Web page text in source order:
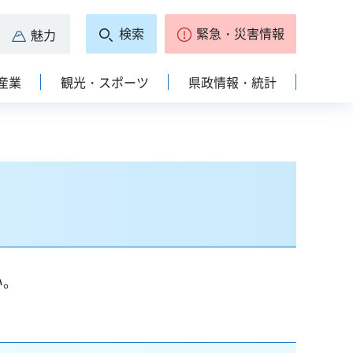
魅力 検索 緊急・災害情報
業 観光・スポーツ 県政情報・統計